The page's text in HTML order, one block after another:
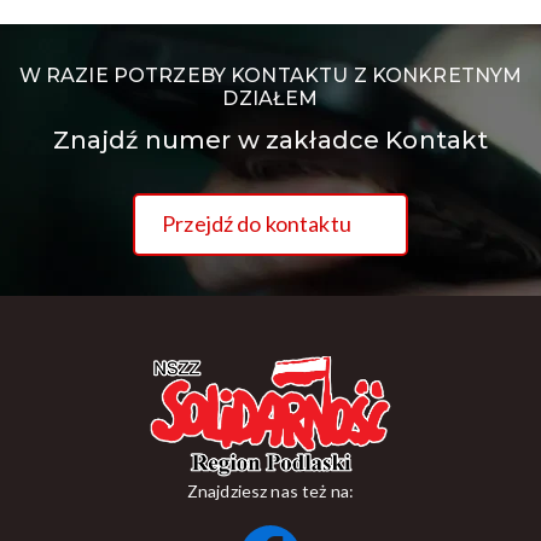
W RAZIE POTRZEBY KONTAKTU Z KONKRETNYM
DZIAŁEM
Znajdź numer w zakładce Kontakt
Przejdź do kontaktu
Znajdziesz nas też na: